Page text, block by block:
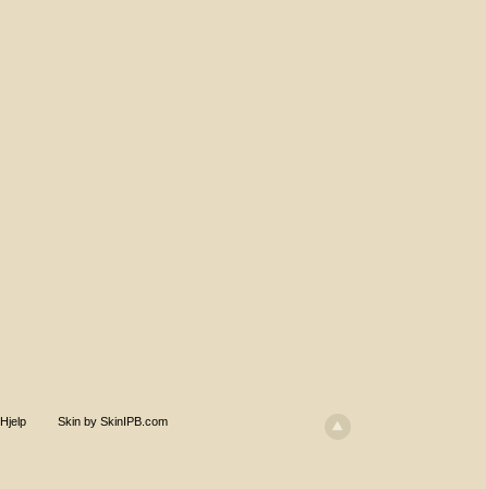
Hjelp Skin by SkinIPB.com